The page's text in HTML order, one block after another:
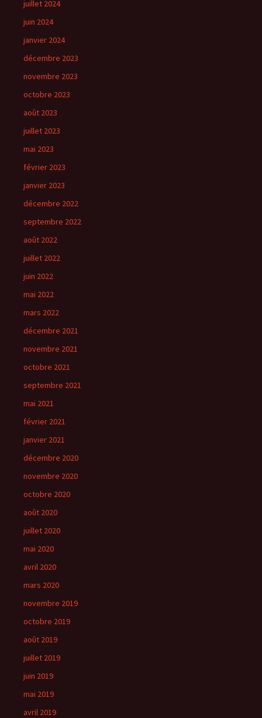
juillet 2024
juin 2024
janvier 2024
décembre 2023
novembre 2023
octobre 2023
août 2023
juillet 2023
mai 2023
février 2023
janvier 2023
décembre 2022
septembre 2022
août 2022
juillet 2022
juin 2022
mai 2022
mars 2022
décembre 2021
novembre 2021
octobre 2021
septembre 2021
mai 2021
février 2021
janvier 2021
décembre 2020
novembre 2020
octobre 2020
août 2020
juillet 2020
mai 2020
avril 2020
mars 2020
novembre 2019
octobre 2019
août 2019
juillet 2019
juin 2019
mai 2019
avril 2019